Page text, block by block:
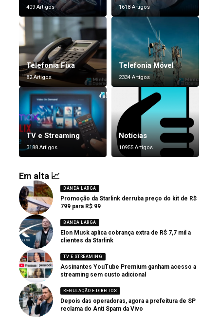
409 Artigos 1618 Artigos
Telefonia Fixa
82 Artigos
Telefonia Móvel
2334 Artigos
TV e Streaming
3188 Artigos
Notícias
10955 Artigos
Em alta 📈
BANDA LARGA
Promoção da Starlink derruba preço do kit de R$
799 para R$ 99
BANDA LARGA
Elon Musk aplica cobrança extra de R$ 7,7 mil a
clientes da Starlink
TV E STREAMING
Assinantes YouTube Premium ganham acesso a
streaming sem custo adicional
REGULAÇÃO E DIREITOS
Depois das operadoras, agora a prefeitura de SP
reclama do Anti Spam da Vivo